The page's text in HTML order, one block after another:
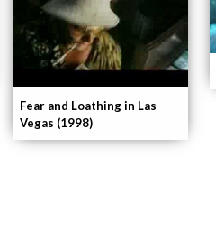
Fear and Loathing in Las
Vegas (1998)